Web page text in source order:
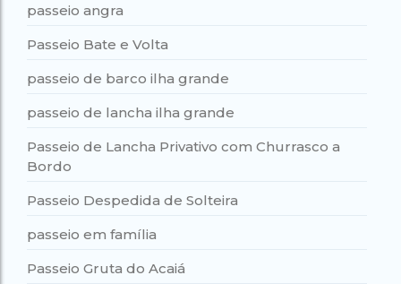
passeio angra
Passeio Bate e Volta
passeio de barco ilha grande
passeio de lancha ilha grande
Passeio de Lancha Privativo com Churrasco a
Bordo
Passeio Despedida de Solteira
passeio em família
Passeio Gruta do Acaiá